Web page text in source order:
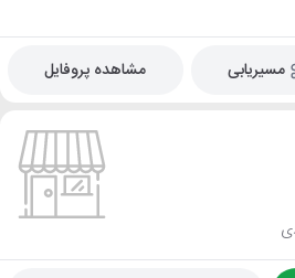
مسیریابی مشاهده پروفایل